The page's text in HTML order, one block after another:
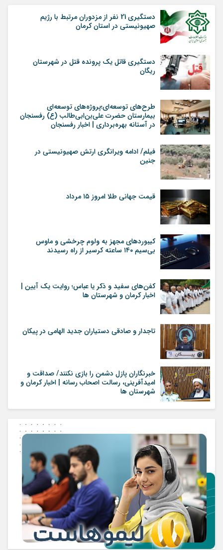
دستگیری 21 نفر از مزدوران مرتبط با رژیم
صهیونیستی در استان کرمان
دستگیری قاتل یک پرونده قتل در شهرستان
ریگان
طرح‌های توسعه‌ای؛پروژه‌های توسعه‌ای
بیمارستان حضرت علی‌بن‌ابی‌طالب (ع) رفسنجان
در آستانه بهره‌برداری | اخبار رفسنجان
فیلم/ ادامه ویرانگری ارتش صهیونیستی در
جنین
قیمت جهانی طلا امروز ۱۵ مرداد
کیبوردهای مجهز به ولوم چرخشی و ماوس
بی‌سیم ۱۴۰ ساعته کرسیر از راه رسیدند
کفن‌های سفید و ذکر یا عباس؛ روایت یک آیین |
اخبار کرمان و شهرستان ها
تاجدار و صادقی دستیاران جدید الهامی در پیکان
خبرنگاران پازل دشمن را بازی نکنند/ صداقت و
امیدآفرینی، رسالت اصحاب رسانه | اخبار کرمان و
شهرستان ها